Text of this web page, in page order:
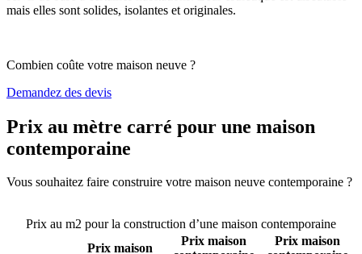
mais elles sont solides, isolantes et originales.
Combien coûte votre maison neuve ?
Demandez des devis
Prix au mètre carré pour une maison
contemporaine
Vous souhaitez faire construire votre maison neuve contemporaine ?
Prix au m2 pour la construction d’une maison contemporaine
Prix maison
Prix maison
Prix maison